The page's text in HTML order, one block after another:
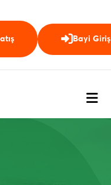
Bayi Giriş